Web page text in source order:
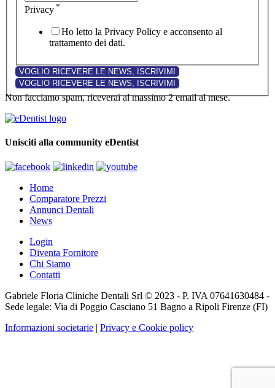
Privacy *
Ho letto la Privacy Policy e acconsento al
trattamento dei dati.
Non facciamo spam, riceverai al massimo 2 email al mese.
Unisciti alla community eDentist
Home
Comparatore Prezzi
Annunci Dentali
News
Login
Diventa Fornitore
Chi Siamo
Contatti
Gabriele Floria Cliniche Dentali Srl © 2023 - P. IVA 07641630484 -
Sede legale: Via di Poggio Casciano 51 Bagno a Ripoli Firenze (FI)
Informazioni societarie | Privacy e Cookie policy